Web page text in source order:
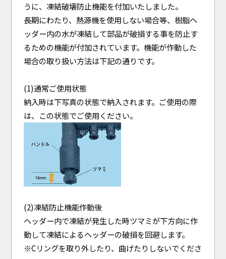
うに、凍結破壊防止機能を付加いたしました。
長期にわたり、熱源機を使用しない場合等、樹脂ヘ
ッダー内の水が凍結して部品が破損する事を防止す
るための機能が付加されています。機能が作動した
場合の取り扱い方法は下記の通りです。
(1)通常ご使用状態
納入時は下写真の状態で納入されます。ご使用の際
は、この状態でご使用ください。
(2)凍結防止機能作動後
ヘッダー内で凍結が発生した時ツマミが下方向に作
動して凍結によるヘッダーの破損を回避します。
※Cリングを取り外したり、曲げたりしないでくださ